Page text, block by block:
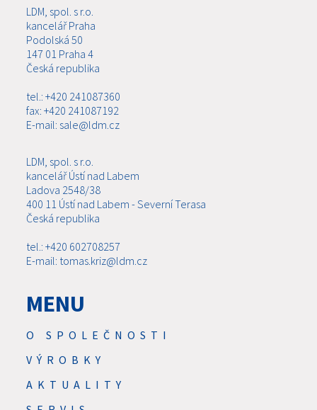
LDM, spol. s r.o.
kancelář Praha
Podolská 50
147 01 Praha 4
Česká republika
tel.: +420 241087360
fax: +420 241087192
E-mail: sale@ldm.cz
LDM, spol. s r.o.
kancelář Ústí nad Labem
Ladova 2548/38
400 11 Ústí nad Labem - Severní Terasa
Česká republika
tel.: +420 602708257
E-mail: tomas.kriz@ldm.cz
MENU
O SPOLEČNOSTI
VÝROBKY
AKTUALITY